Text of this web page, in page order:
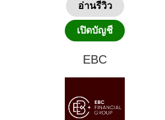
อ่านรีวิว
เปิดบัญชี
EBC